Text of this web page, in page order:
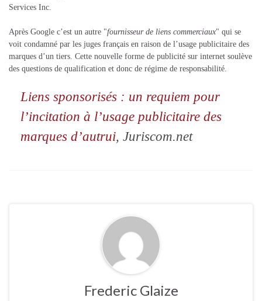
Services Inc.
Après Google c’est un autre "fournisseur de liens commerciaux" qui se
voit condamné par les juges français en raison de l’usage publicitaire des
marques d’un tiers. Cette nouvelle forme de publicité sur internet soulève
des questions de qualification et donc de régime de responsabilité.
Liens sponsorisés : un requiem pour
l’incitation à l’usage publicitaire des
marques d’autrui, Juriscom.net
Frederic Glaize